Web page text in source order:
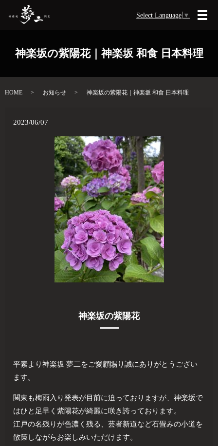
メ
Select Language ▼
神楽坂の紫陽花｜神楽坂 和食 日本料理
HOME お知らせ 神楽坂の紫陽花｜神楽坂 和食 日本料理
2023/06/07
神楽坂の紫陽花
平素より神楽坂 夢二をご愛顧賜り誠にありがとうござい
ます。
関東も梅雨入り発表が目前に迫っておりますが、神楽坂で
はひと足早く紫陽花が綺麗に咲き誇っております。
江戸の名残りが色濃く残る、芸者新道など石畳みの小道を
散策しながらお楽しみいただけます。